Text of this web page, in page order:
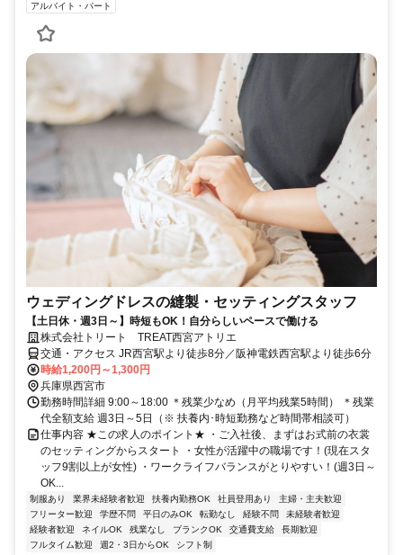
アルバイト・パート
ウェディングドレスの縫製・セッティングスタッフ
【土日休・週3日～】時短もOK！自分らしいペースで働ける
株式会社トリート TREAT西宮アトリエ
交通・アクセス JR西宮駅より徒歩8分／阪神電鉄西宮駅より徒歩6分
時給1,200円～1,300円
兵庫県西宮市
勤務時間詳細 9:00～18:00 ＊残業少なめ（月平均残業5時間） ＊残業
代全額支給 週3日～5日（※ 扶養内･時短勤務など時間帯相談可）
仕事内容 ★この求人のポイント★ ・ご入社後、まずはお式前の衣裳
のセッティングからスタート ・女性が活躍中の職場です！(現在スタ
ッフ9割以上が女性) ・ワークライフバランスがとりやすい！(週3日～
OK...
制服あり 業界未経験者歓迎 扶養内勤務OK 社員登用あり
主婦・主夫歓迎
フリーター歓迎
学歴不問 平日のみOK 転勤なし 経験不問
未経験者歓迎
経験者歓迎
ネイルOK 残業なし ブランクOK 交通費支給
長期歓迎
フルタイム歓迎
週2・3日からOK シフト制